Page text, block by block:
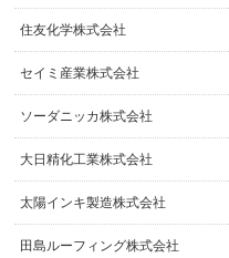
住友化学株式会社
セイミ産業株式会社
ソーダニッカ株式会社
大日精化工業株式会社
太陽インキ製造株式会社
田島ルーフィング株式会社